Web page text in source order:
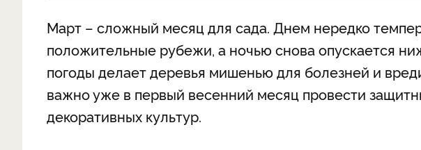
Март – сложный месяц для сада. Днем нередко
положительные рубежи, а ночью снова опускается
погоды делает деревья мишенью для болезней и
важно уже в первый весенний месяц провести
декоративных культур.